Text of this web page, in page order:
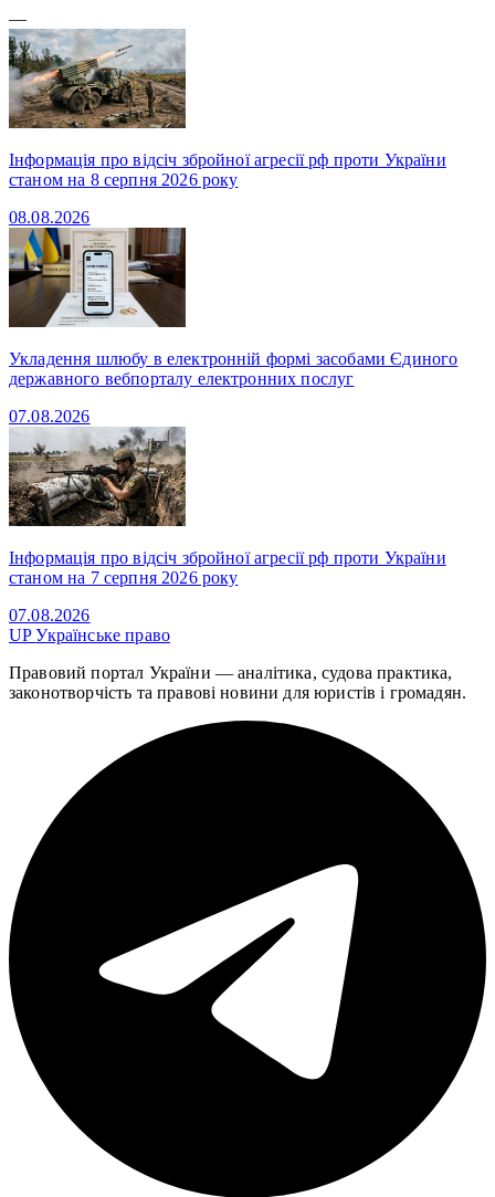
—
Інформація про відсіч збройної агресії рф проти України
станом на 8 серпня 2026 року
08.08.2026
Укладення шлюбу в електронній формі засобами Єдиного
державного вебпорталу електронних послуг
07.08.2026
Інформація про відсіч збройної агресії рф проти України
станом на 7 серпня 2026 року
07.08.2026
UPУкраїнське право
Правовий портал України — аналітика, судова практика,
законотворчість та правові новини для юристів і громадян.